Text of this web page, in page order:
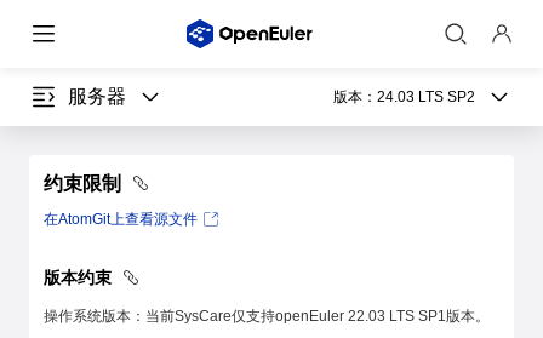
服务器 版本： 24.03 LTS SP2
约束限制
在AtomGit上查看源文件
版本约束
操作系统版本：当前SysCare仅支持openEuler 22.03 LTS SP1版本。